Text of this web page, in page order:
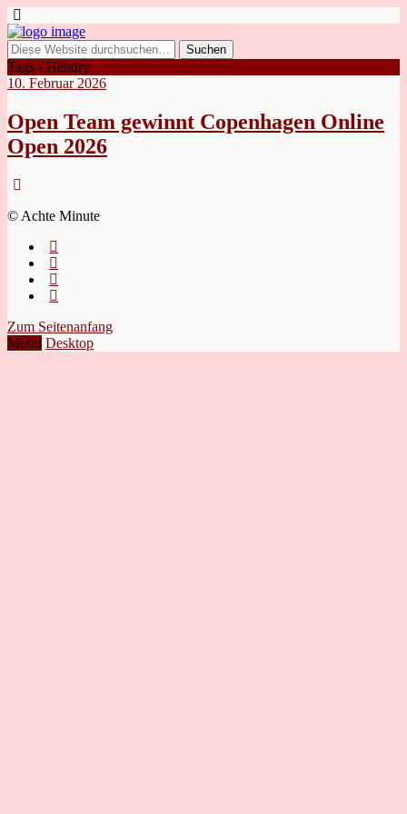
Tags › Hendry
10. Februar 2026
Open Team gewinnt Copenhagen Online
Open 2026
© Achte Minute
Zum Seitenanfang
Mobil Desktop